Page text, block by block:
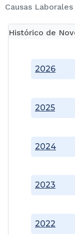
Causas
Histórico de
2022
2023
2024
2025
2026